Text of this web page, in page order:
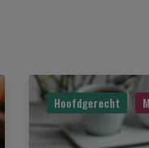
Hoofdgerecht